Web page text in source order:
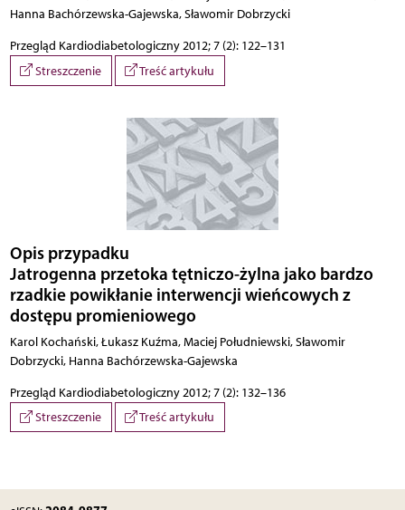
Hanna Bachórzewska-Gajewska, Sławomir Dobrzycki
Przegląd Kardiodiabetologiczny 2012; 7 (2): 122–131
Streszczenie
Treść artykułu
Opis przypadku
Jatrogenna przetoka tętniczo-żylna jako bardzo
rzadkie powikłanie interwencji wieńcowych z
dostępu promieniowego
Karol Kochański, Łukasz Kuźma, Maciej Południewski, Sławomir
Dobrzycki, Hanna Bachórzewska-Gajewska
Przegląd Kardiodiabetologiczny 2012; 7 (2): 132–136
Streszczenie
Treść artykułu